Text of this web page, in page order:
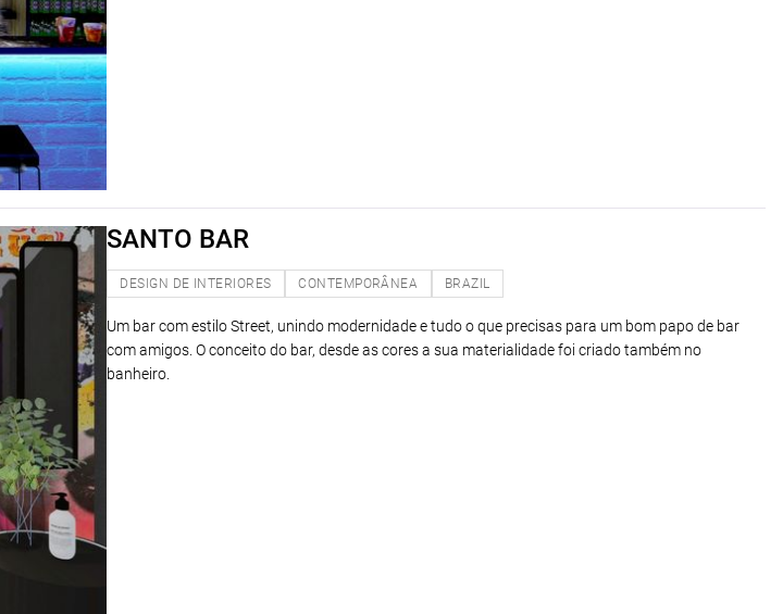
SANTO BAR
DESIGN DE INTERIORES CONTEMPORÂNEA BRAZIL
Um bar com estilo Street, unindo modernidade e tudo o que precisas para um bom papo de bar
com amigos. O conceito do bar, desde as cores a sua materialidade foi criado também no
banheiro.